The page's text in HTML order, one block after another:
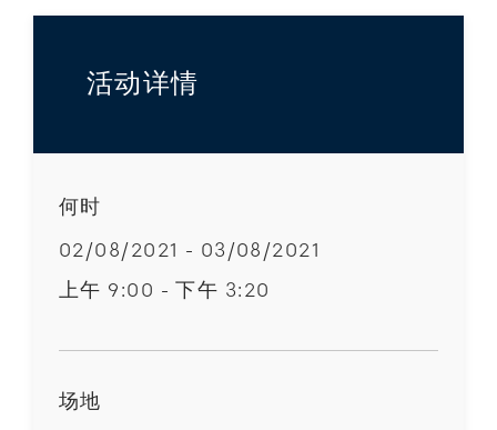
活动详情
何时
02/08/2021 - 03/08/2021
上午 9:00 - 下午 3:20
场地